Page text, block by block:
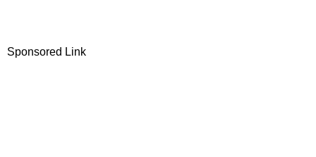
Sponsored Link